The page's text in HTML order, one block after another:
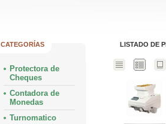
CATEGORÍAS
Protectora de
Cheques
Contadora de
Monedas
Turnomatico
LISTADO DE